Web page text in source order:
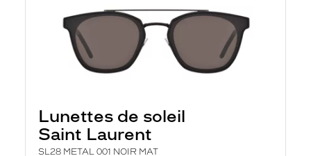
Lunettes de soleil
Saint Laurent
SL28 METAL 001 NOIR MAT